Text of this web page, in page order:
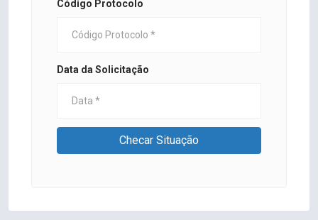
Código Protocolo
Data da Solicitação
Checar Situação